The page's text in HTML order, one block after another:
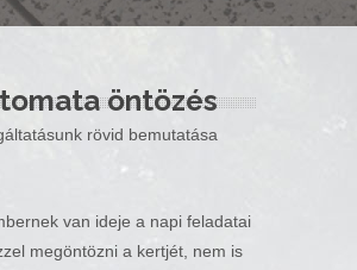
öntözés
rövid bemutatása
van ideje a napi feladatai
megöntözni a kertjét, nem is